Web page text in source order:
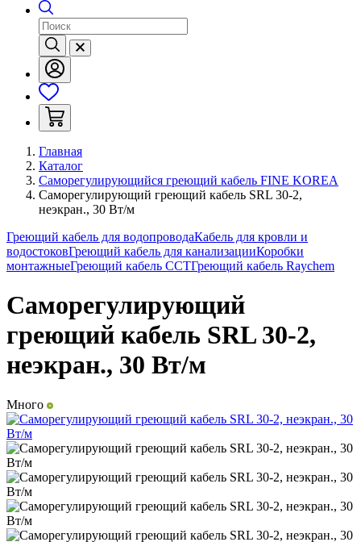
Главная
Каталог
Саморегулирующийся греющий кабель FINE KOREA
Саморегулирующий греющий кабель SRL 30-2,
неэкран., 30 Вт/м
Греющий кабель для водопроводаКабель для кровли и
водостоковГреющий кабель для канализацииКоробки
монтажныеГреющий кабель ССТГреющий кабель Raychem
Саморегулирующий
греющий кабель SRL 30-2,
неэкран., 30 Вт/м
Много